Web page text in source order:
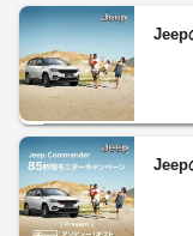
Jeep
Jeep